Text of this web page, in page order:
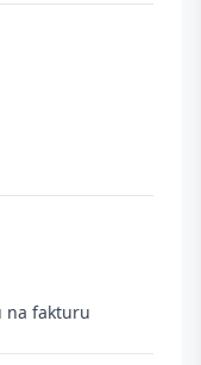
na fakturu